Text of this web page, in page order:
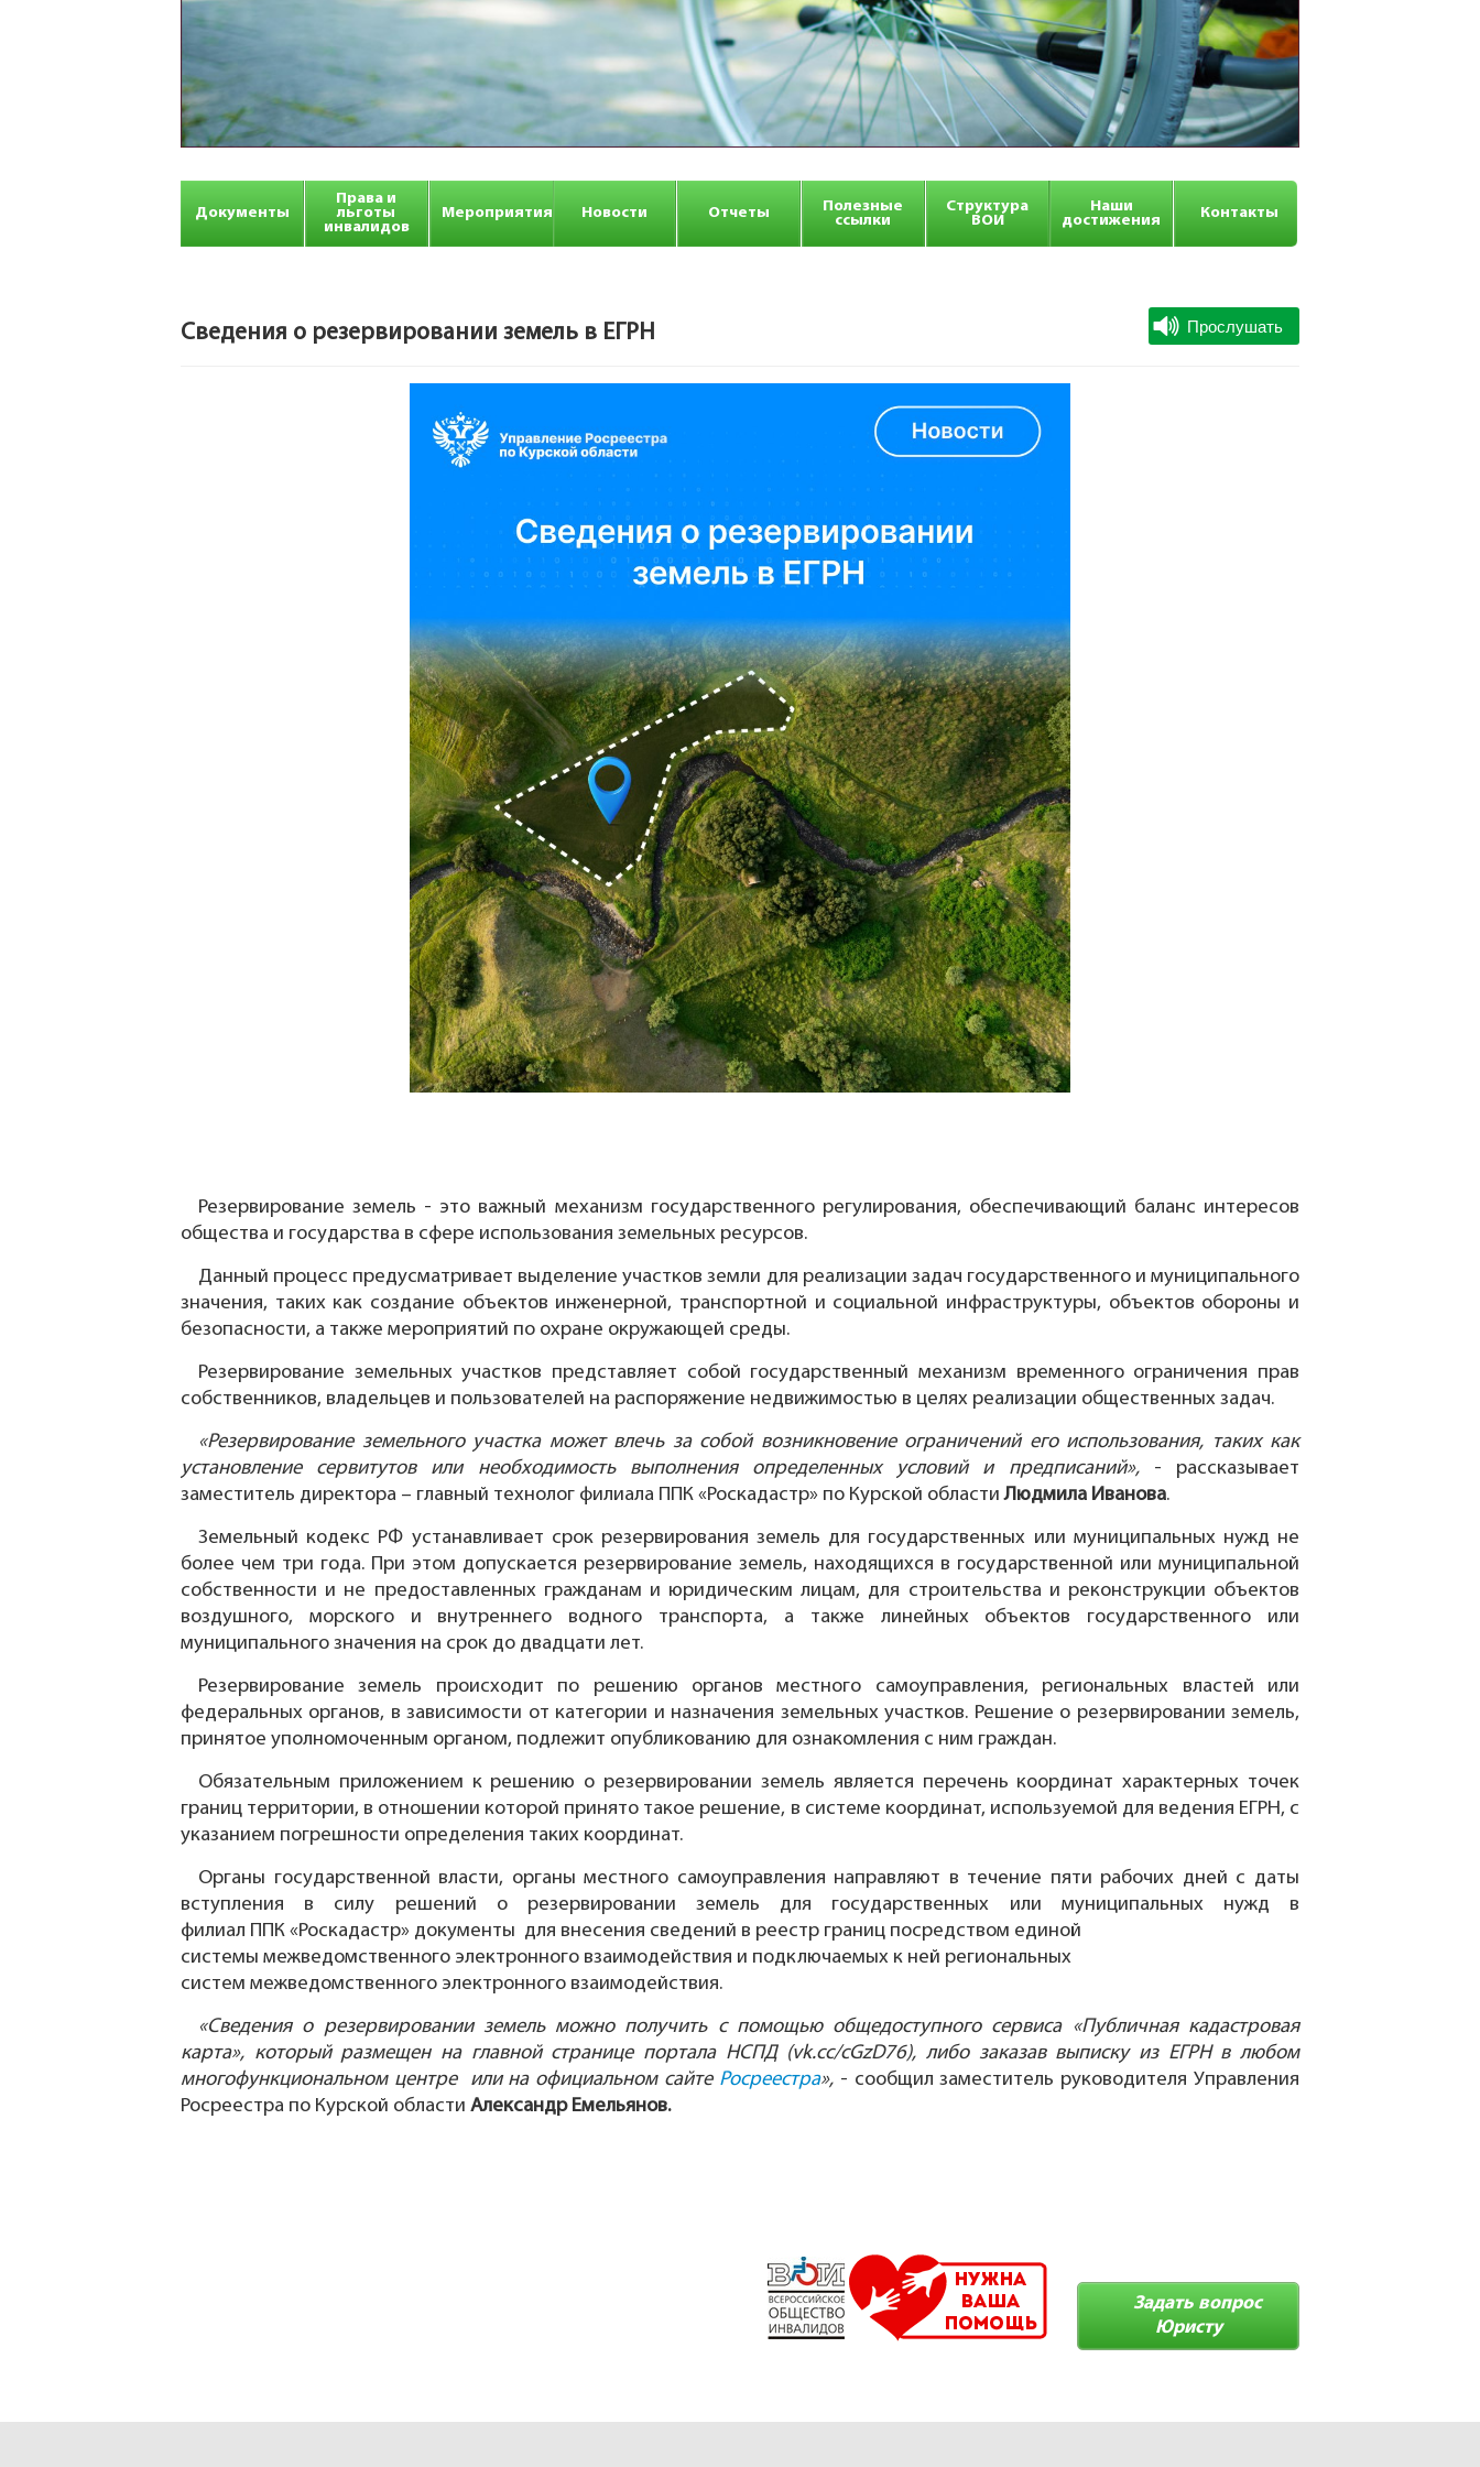
Документы
Права и
льготы
инвалидов
Мероприятия Новости Отчеты
Полезные
ссылки
Структура
ВОИ
Наши
достижения
Контакты
Сведения о резервировании земель в ЕГРН
Резервирование земель - это важный механизм государственного регулирования, обеспечивающий баланс интересов
общества и государства в сфере использования земельных ресурсов.
Данный процесс предусматривает выделение участков земли для реализации задач государственного и муниципального
значения, таких как создание объектов инженерной, транспортной и социальной инфраструктуры, объектов обороны и
безопасности, а также мероприятий по охране окружающей среды.
Резервирование земельных участков представляет собой государственный механизм временного ограничения прав
собственников, владельцев и пользователей на распоряжение недвижимостью в целях реализации общественных задач.
«Резервирование земельного участка может влечь за собой возникновение ограничений его использования, таких как
установление сервитутов или необходимость выполнения определенных условий и предписаний»,- рассказывает
заместитель директора – главный технолог филиала ППК «Роскадастр» по Курской областиЛюдмила Иванова.
Земельный кодекс РФ устанавливает срок резервирования земель для государственных или муниципальных нужд не
более чем три года. При этом допускается резервирование земель, находящихся в государственной или муниципальной
собственности и не предоставленных гражданам и юридическим лицам, для строительства и реконструкции объектов
воздушного, морского и внутреннего водного транспорта, а также линейных объектов государственного или
муниципального значения на срок до двадцати лет.
Резервирование земель происходит по решению органов местного самоуправления, региональных властей или
федеральных органов, в зависимости от категории и назначения земельных участков. Решение о резервировании земель,
принятое уполномоченным органом, подлежит опубликованию для ознакомления с ним граждан.
Обязательным приложением к решению о резервировании земель является перечень координат характерных точек
границ территории, в отношении которой принято такое решение, в системе координат, используемой для ведения ЕГРН, с
указанием погрешности определения таких координат.
Органы государственной власти, органы местного самоуправления направляют в течение пяти рабочих дней с даты
вступления в силу решений о резервировании земель для государственных или муниципальных нужд в
филиал ППК «Роскадастр» документы для внесения сведений в реестр границ посредством единой
системы межведомственного электронного взаимодействия и подключаемых к ней региональных
систем межведомственного электронного взаимодействия.
«Сведения о резервировании земель можно получить с помощью общедоступного сервиса «Публичная кадастровая
карта», который размещен на главной странице портала НСПД (vk.cc/cGzD76), либо заказав выписку из ЕГРН в любом
многофункциональном центре или на официальном сайте Росреестра»,- сообщил заместитель руководителя Управления
Росреестра по Курской области Александр Емельянов.
Задать вопрос
Юристу